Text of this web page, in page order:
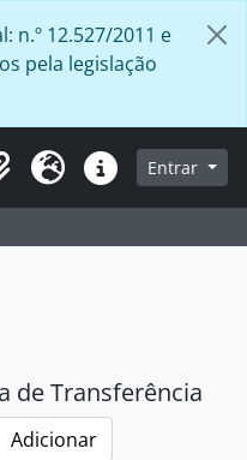
n.º 12.527/2011 e
pela legislação
de Transferência
Idioma Atalhos Entrar
de Transferência
Adicionar